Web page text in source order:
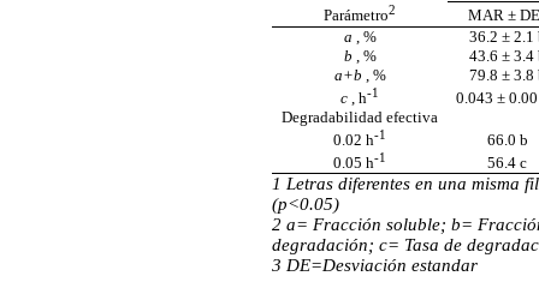
Parámetro2
MAR ± DE
a , %
36.2 ± 2.1
b , %
43.6 ± 3.4
a+b , %
79.8 ± 3.8
c , h-1
0.043 ±
Degradabilidad efectiva
0.02 h-1
66.0 b
0.05 h-1 56.4 c
1 Letras diferentes en una misma
(p<0.05)
2 a= Fracción soluble; b=
degradación; c= Tasa de
3 DE=Desviación estandar